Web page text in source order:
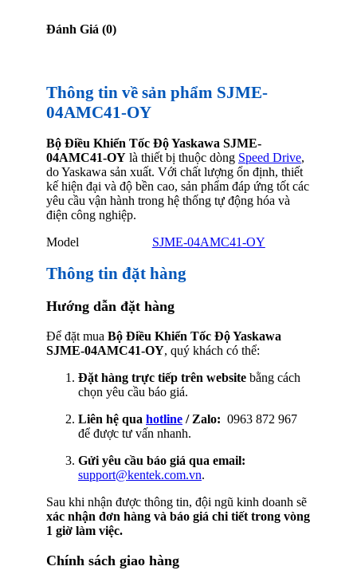
Đánh Giá (0)
Thông tin về sản phẩm SJME-
04AMC41-OY
Bộ Điều Khiển Tốc Độ Yaskawa SJME-
04AMC41-OY là thiết bị thuộc dòng Speed Drive,
do Yaskawa sản xuất. Với chất lượng ổn định, thiết
kế hiện đại và độ bền cao, sản phẩm đáp ứng tốt các
yêu cầu vận hành trong hệ thống tự động hóa và
điện công nghiệp.
Model
SJME-04AMC41-OY
Thông tin đặt hàng
Hướng dẫn đặt hàng
Để đặt mua Bộ Điều Khiển Tốc Độ Yaskawa
SJME-04AMC41-OY, quý khách có thể:
Đặt hàng trực tiếp trên website bằng cách
chọn yêu cầu báo giá.
Liên hệ qua hotline / Zalo: 0963 872 967
để được tư vấn nhanh.
Gửi yêu cầu báo giá qua email:
support@kentek.com.vn.
Sau khi nhận được thông tin, đội ngũ kinh doanh sẽ
xác nhận đơn hàng và báo giá chi tiết trong vòng
1 giờ làm việc.
Chính sách giao hàng